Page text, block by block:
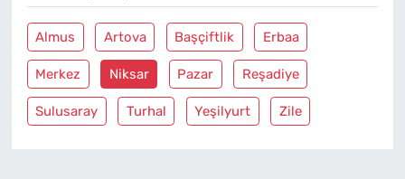
Almus Artova Başçiftlik Erbaa
Merkez Niksar Pazar Reşadiye
Sulusaray Turhal Yeşilyurt Zile